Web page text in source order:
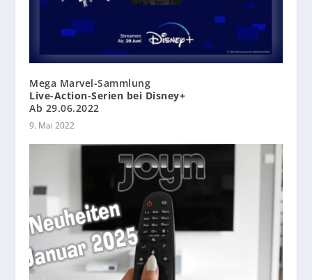
Mega Marvel-Sammlung
Live-Action-Serien bei Disney+
Ab 29.06.2022
9. Mai 2022